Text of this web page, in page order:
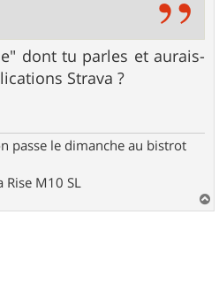
dont tu parles et aurais-
Strava ?
passe le dimanche au bistrot
M10 SL
a